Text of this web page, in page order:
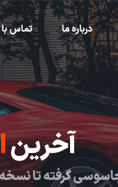
درباره ما تماس
آخرین
گرفته تا